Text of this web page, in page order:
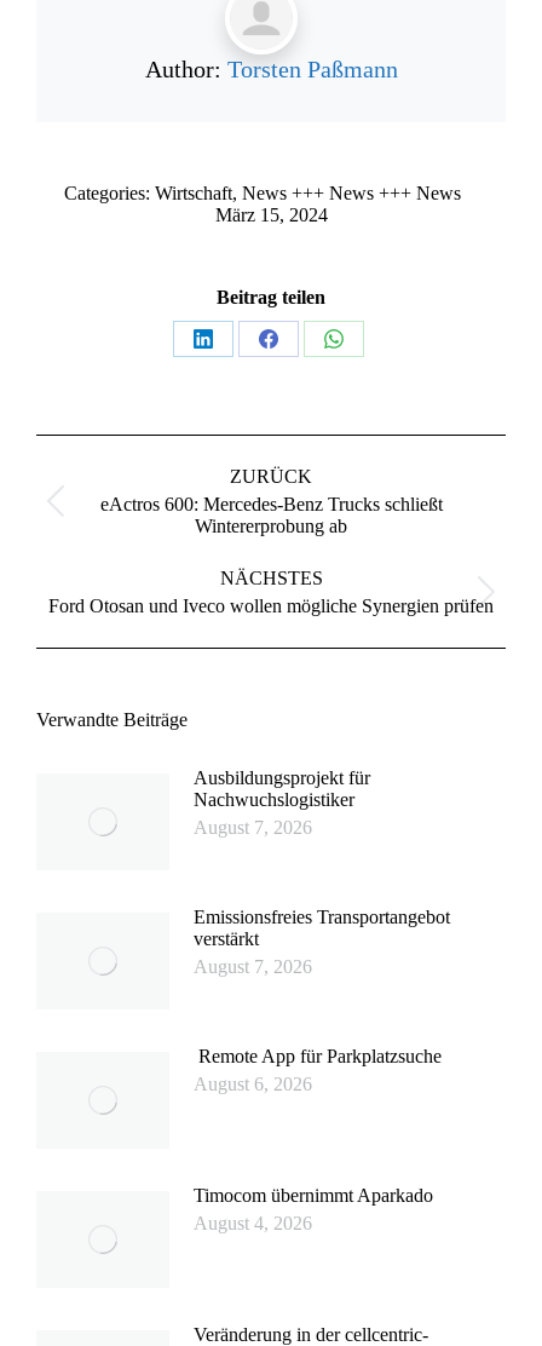
Author: Torsten Paßmann
Categories: Wirtschaft, News +++ News +++ News
März 15, 2024
Beitrag teilen
Teilen
Teilen
Teilen
ZURÜCK
Vorheriger
Beitrag:
eActros 600: Mercedes-Benz Trucks schließt
Wintererprobung ab
NÄCHSTES
Nächster
Beitrag:
Ford Otosan und Iveco wollen mögliche Synergien prüfen
Verwandte Beiträge
Ausbildungsprojekt für
Nachwuchslogistiker
August 7, 2026
Emissionsfreies Transportangebot
verstärkt
August 7, 2026
Remote App für Parkplatzsuche
August 6, 2026
Timocom übernimmt Aparkado
August 4, 2026
Veränderung in der cellcentric-